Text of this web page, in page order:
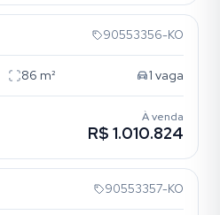
90553356-KO
86 m² 1 vaga
À venda
R$ 1.010.824
90553357-KO